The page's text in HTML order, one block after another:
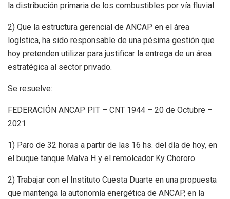
la distribución primaria de los combustibles por vía fluvial.
2) Que la estructura gerencial de ANCAP en el área
logística, ha sido responsable de una pésima gestión que
hoy pretenden utilizar para justificar la entrega de un área
estratégica al sector privado.
Se resuelve:
FEDERACIÓN ANCAP PIT – CNT 1944 – 20 de Octubre –
2021
1) Paro de 32 horas a partir de las 16 hs. del día de hoy, en
el buque tanque Malva H y el remolcador Ky Chororo.
2) Trabajar con el Instituto Cuesta Duarte en una propuesta
que mantenga la autonomía energética de ANCAP, en la